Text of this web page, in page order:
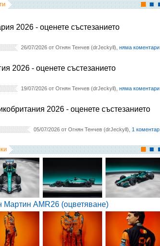
2026 - оценете състезанието
26/07/2026 от Огнян Тенчев (drJeckyll), няма коментари
2026 - оценете състезанието
19/07/2026 от Огнян Тенчев (drJeckyll), няма коментари
2026 - оценете състезанието
05/07/2026 от Огнян Тенчев (drJeckyll), 1 коментар
Мартин AMR26 (оцветяване)